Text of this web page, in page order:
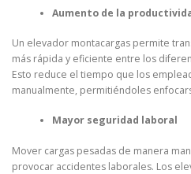
Aumento de la
Un elevador montacargas permite
más rápida y eficiente entre los
Esto reduce el tiempo que los
manualmente, permitiéndoles
Mayor seguridad laboral
Mover cargas pesadas de manera
provocar accidentes laborales. Los